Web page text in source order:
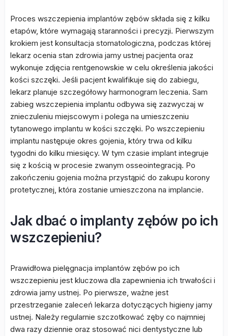
Proces wszczepienia implantów zębów składa się z kilku
etapów, które wymagają staranności i precyzji. Pierwszym
krokiem jest konsultacja stomatologiczna, podczas której
lekarz ocenia stan zdrowia jamy ustnej pacjenta oraz
wykonuje zdjęcia rentgenowskie w celu określenia jakości
kości szczęki. Jeśli pacjent kwalifikuje się do zabiegu,
lekarz planuje szczegółowy harmonogram leczenia. Sam
zabieg wszczepienia implantu odbywa się zazwyczaj w
znieczuleniu miejscowym i polega na umieszczeniu
tytanowego implantu w kości szczęki. Po wszczepieniu
implantu następuje okres gojenia, który trwa od kilku
tygodni do kilku miesięcy. W tym czasie implant integruje
się z kością w procesie zwanym osseointegracją. Po
zakończeniu gojenia można przystąpić do zakupu korony
protetycznej, która zostanie umieszczona na implancie.
Jak dbać o implanty zębów po ich
wszczepieniu?
Prawidłowa pielęgnacja implantów zębów po ich
wszczepieniu jest kluczowa dla zapewnienia ich trwałości i
zdrowia jamy ustnej. Po pierwsze, ważne jest
przestrzeganie zaleceń lekarza dotyczących higieny jamy
ustnej. Należy regularnie szczotkować zęby co najmniej
dwa razy dziennie oraz stosować nici dentystyczne lub